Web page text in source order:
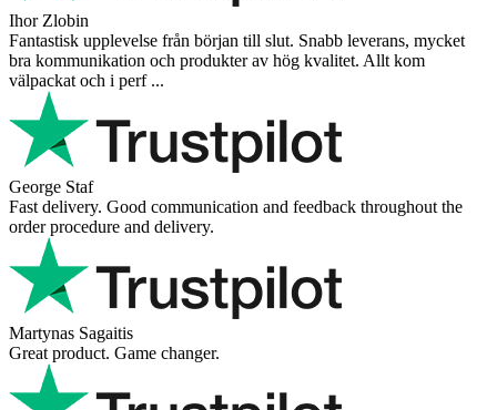
Ihor Zlobin
Fantastisk upplevelse från början till slut. Snabb leverans, mycket
bra kommunikation och produkter av hög kvalitet. Allt kom
välpackat och i perf ...
George Staf
Fast delivery. Good communication and feedback throughout the
order procedure and delivery.
Martynas Sagaitis
Great product. Game changer.